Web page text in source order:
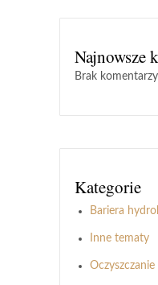
Najnowsze
Brak
Kategorie
Bariera
Inne tematy